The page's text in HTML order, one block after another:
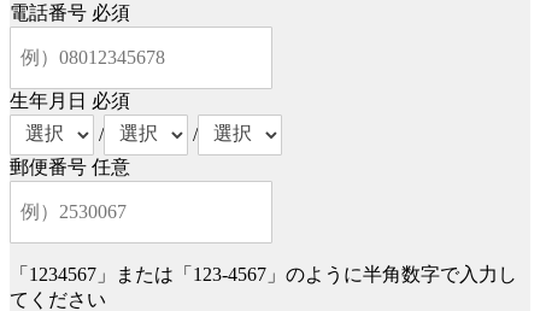
電話番号 必須
生年月日 必須
/
/
郵便番号 任意
「1234567」または「123-4567」のように半角数字で入力し
てください